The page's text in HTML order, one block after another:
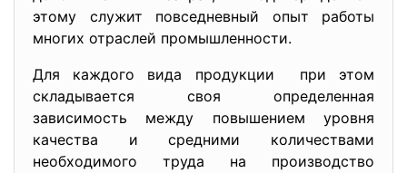
этому служит повседневный опыт работы
многих отраслей промышленности.
Для каждого вида продукции при этом
складывается своя определенная
зависимость между повышением уровня
качества и средними количествами
необходимого труда на производство